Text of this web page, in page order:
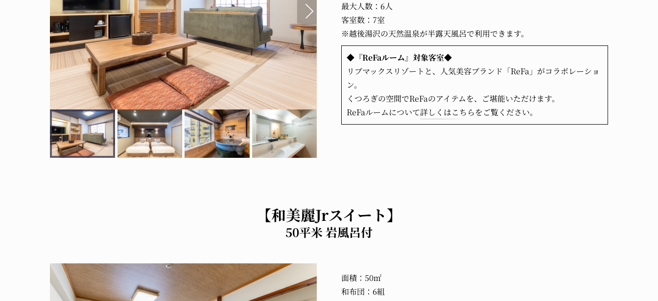
最大人数：6人
客室数：7室
※越後湯沢の天然温泉が半露天風呂で利用できます。
◆『ReFaルーム』対象客室◆
リブマックスリゾートと、人気美容ブランド「ReFa」がコラボレーショ
ン。
くつろぎの空間でReFaのアイテムを、ご堪能いただけます。
ReFaルームについて詳しくはこちらをご覧ください。
【和美麗Jrスイート】
50平米 岩風呂付
面積：50㎡
和布団：6組